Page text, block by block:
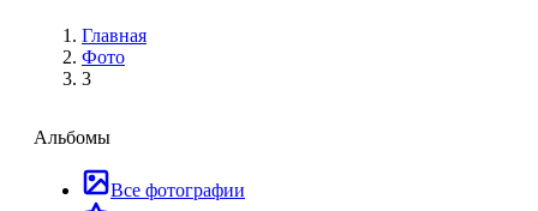
Главная
Фото
3
Альбомы
Все фотографии